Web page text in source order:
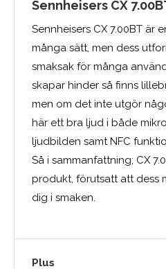
Sennheisers CX
Sennheisers CX 7.00BT är
många sätt, men dess
smaksak för många
skapar hinder så finns
men om det inte utgör
här ett bra ljud i både
ljudbilden samt NFC
Så i sammanfattning; CX
produkt, förutsatt att dess
dig i smaken.
Plus